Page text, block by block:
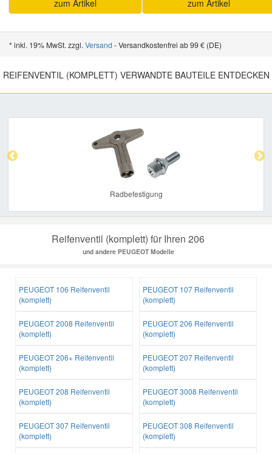
zum Artikel zum Artikel
* inkl. 19% MwSt. zzgl. Versand - Versandkostenfrei ab 99 € (DE)
REIFENVENTIL (KOMPLETT) VERWANDTE BAUTEILE ENTDECKEN
Radbefestigung
Reifenventil (komplett) für Ihren 206
und andere PEUGEOT Modelle
PEUGEOT 106 Reifenventil
(komplett)
PEUGEOT 107 Reifenventil
(komplett)
PEUGEOT 2008 Reifenventil
(komplett)
PEUGEOT 206 Reifenventil
(komplett)
PEUGEOT 206+ Reifenventil
(komplett)
PEUGEOT 207 Reifenventil
(komplett)
PEUGEOT 208 Reifenventil
(komplett)
PEUGEOT 3008 Reifenventil
(komplett)
PEUGEOT 307 Reifenventil
(komplett)
PEUGEOT 308 Reifenventil
(komplett)